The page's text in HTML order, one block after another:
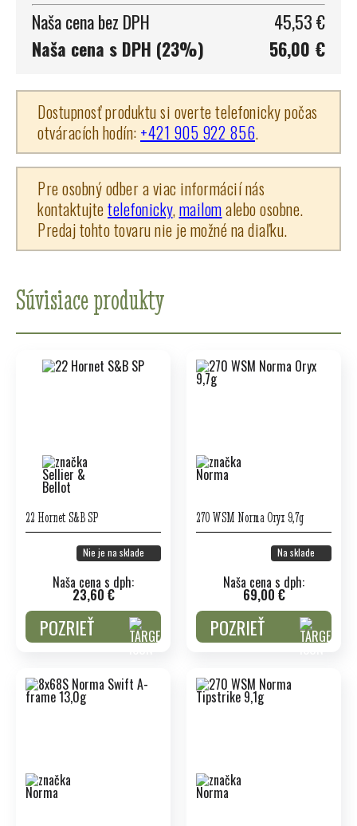
Naša cena bez DPH
45,53 €
Naša cena s DPH (23%)
56,00 €
Dostupnosť produktu si overte telefonicky počas
otváracích hodín: +421 905 922 856.
Pre osobný odber a viac informácií nás
kontaktujtetelefonicky,mailomalebo osobne.
Predaj tohto tovaru nie je možné na diaľku.
Súvisiace produkty
22 Hornet S&B SP
Nie je na sklade
Naša cena s dph:
23,60 €
POZRIEŤ
270 WSM Norma Oryx 9,7g
Na sklade
Naša cena s dph:
69,00 €
POZRIEŤ